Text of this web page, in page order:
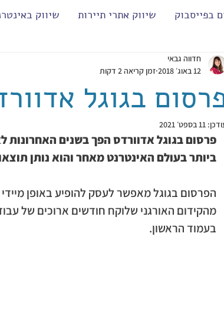
שיווק שיווק אתרי תיירות בפייסבוק
בגוגל
חדווה גבאי
12 באוג׳ 2018
זמן קריאה 2 דקות
11 בספט׳ 2021
פרסום בגוגל אדוורדס הפך בשנים האחרונות
ביותר בעולם האינטרנט מאחר והוא נותן
הפרסום בגוגל מאפשר לעסק להופיע באופן
מהקידום האורגני שלוקח חודשים ארוכים של
בעמוד הראשון.